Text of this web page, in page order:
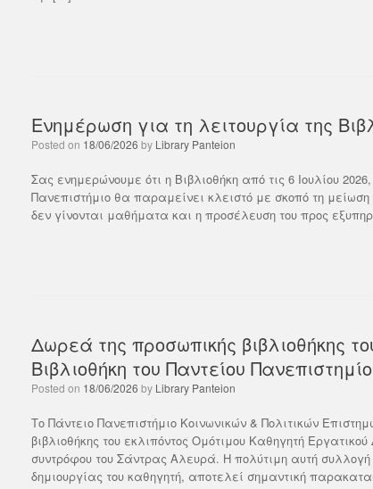
Ενημέρωση για τη λειτουργία της
Posted on 18/06/2026 by Library Panteion
Σας ενημερώνουμε ότι η Βιβλιοθήκη από τις 6 Ιουλίου
Πανεπιστήμιο θα παραμείνει κλειστό με σκοπό τη
δεν γίνονται μαθήματα και η προσέλευση του προς
Δωρεά της προσωπικής βιβλιοθήκης
Βιβλιοθήκη του Παντείου
Posted on 18/06/2026 by Library Panteion
Το Πάντειο Πανεπιστήμιο Κοινωνικών & Πολιτικών
βιβλιοθήκης του εκλιπόντος Ομότιμου Καθηγητή
συντρόφου του Σάντρας Αλευρά. Η πολύτιμη αυτή
δημιουργίας του καθηγητή, αποτελεί σημαντική